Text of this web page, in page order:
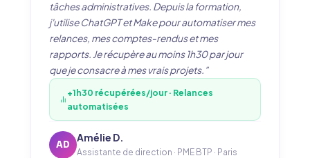
tâches administratives. Depuis la formation,
j'utilise ChatGPT et Make pour automatiser mes
relances, mes comptes-rendus et mes
rapports. Je récupère au moins 1h30 par jour
que je consacre à mes vrais projets.”
+1h30 récupérées/jour · Relances
automatisées
AD
Amélie D.
Assistante de direction · PME BTP · Paris